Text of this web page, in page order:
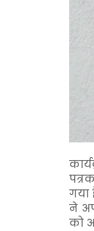
गया
ने
को